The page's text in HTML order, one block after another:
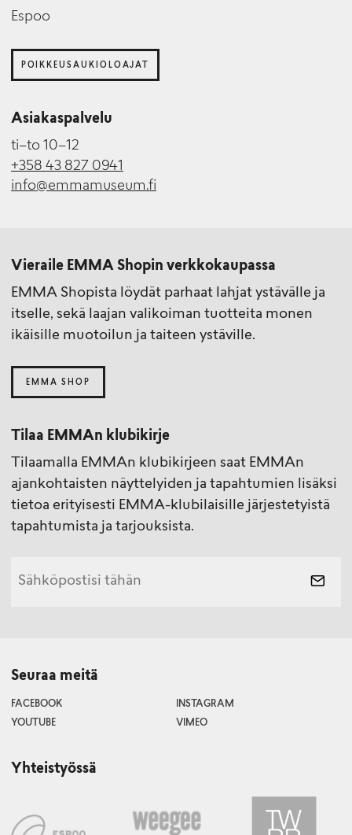
Espoo
POIKKEUSAUKIOLOAJAT
Asiakaspalvelu
ti–to 10–12
+358 43 827 0941
info@emmamuseum.fi
Vieraile EMMA Shopin verkkokaupassa
EMMA Shopista löydät parhaat lahjat ystävälle ja
itselle, sekä laajan valikoiman tuotteita monen
ikäisille muotoilun ja taiteen ystäville.
EMMA SHOP
Tilaa EMMAn klubikirje
Tilaamalla EMMAn klubikirjeen saat EMMAn
ajankohtaisten näyttelyiden ja tapahtumien lisäksi
tietoa erityisesti EMMA-klubilaisille järjestetyistä
tapahtumista ja tarjouksista.
Seuraa meitä
FACEBOOK
INSTAGRAM
YOUTUBE
VIMEO
Yhteistyössä